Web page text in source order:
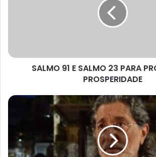
PROSPERIDADE
SALMO 91 E SALMO 23 PARA
PROSPERIDADE
José
exalta,
vitória